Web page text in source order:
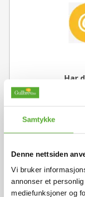
Samtykke
Denne nettsiden
Vi bruker
annonser et
mediefunksjoner og
Har